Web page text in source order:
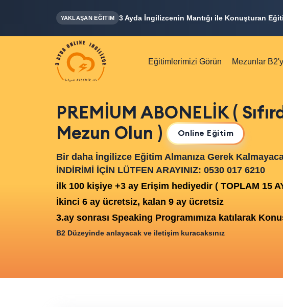
YAKLAŞAN EĞITIM
Eğitimlerimizi Görün Mezunlar
PREMİUM ABONELİK (
Mezun Olun )
Online Eğitim
Bir daha İngilizce Eğitim Almanıza Gerek
İNDİRİMİ İÇİN LÜTFEN ARAYINIZ: 0530 017 6210
ilk 100 kişiye +3 ay Erişim hediyedir ( TOPLAM 15
İkinci 6 ay ücretsiz, kalan 9 ay ücretsiz
3.ay sonrası Speaking Programımıza katılarak
B2 Düzeyinde anlayacak ve iletişim kuracaksınız